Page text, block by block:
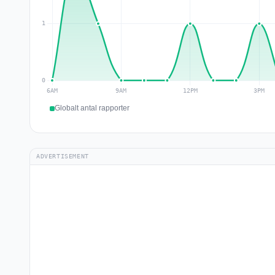
Globalt antal rapporter
ADVERTISEMENT